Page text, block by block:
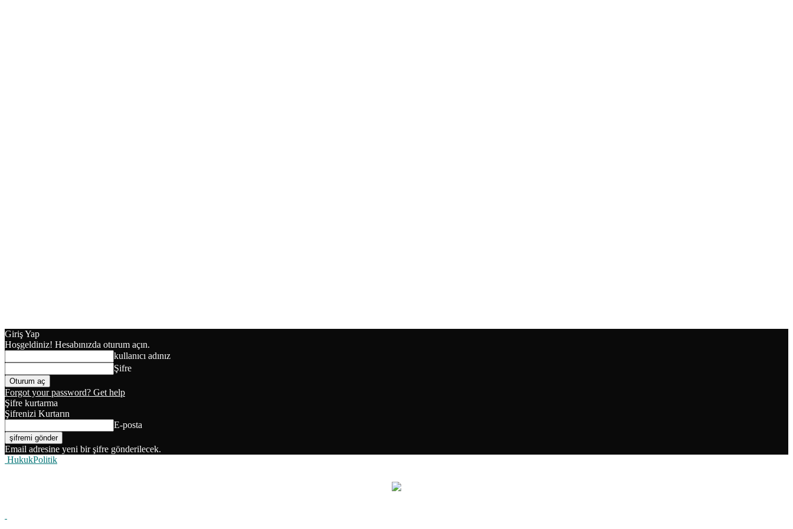
Giriş Yap
Hoşgeldiniz! Hesabınızda oturum açın.
kullanıcı adınız
Şifre
Forgot your password? Get help
Şifre kurtarma
Şifrenizi Kurtarın
E-posta
Email adresine yeni bir şifre gönderilecek.
HukukPolitik